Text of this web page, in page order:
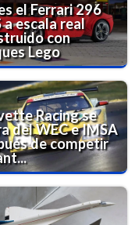
el Ferrari 296
a escala real
con
Lego
Racing se
del WEC e IMSA
de competir